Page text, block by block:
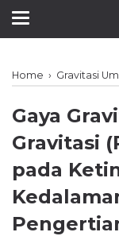
Home › Gravitasi
Gaya
Gravitasi
pada